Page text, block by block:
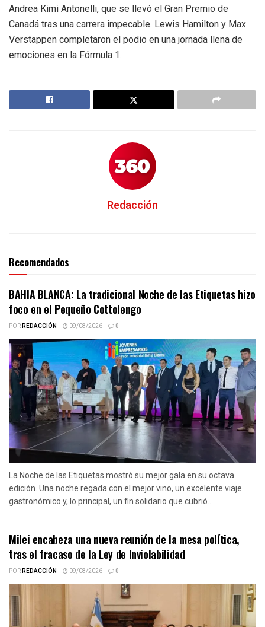
Andrea Kimi Antonelli, que se llevó el Gran Premio de
Canadá tras una carrera impecable. Lewis Hamilton y Max
Verstappen completaron el podio en una jornada llena de
emociones en la Fórmula 1.
Redacción
Recomendados
BAHIA BLANCA: La tradicional Noche de las Etiquetas hizo
foco en el Pequeño Cottolengo
PORREDACCIÓN 09/08/2026 0
La Noche de las Etiquetas mostró su mejor gala en su octava
edición. Una noche regada con el mejor vino, un excelente viaje
gastronómico y, lo principal, un fin solidario que cubrió...
Milei encabeza una nueva reunión de la mesa política,
tras el fracaso de la Ley de Inviolabilidad
PORREDACCIÓN 09/08/2026 0